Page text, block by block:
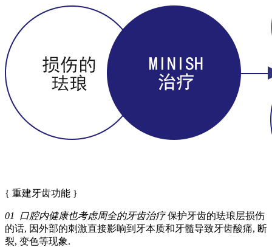
{ 重建牙齿功能 }
01 口腔内健康也考虑周全的牙齿治疗保护牙齿的珐琅层损伤
的话, 因外部的刺激直接影响到牙本质和牙髓导致牙齿酸痛, 断
裂, 变色等现象.